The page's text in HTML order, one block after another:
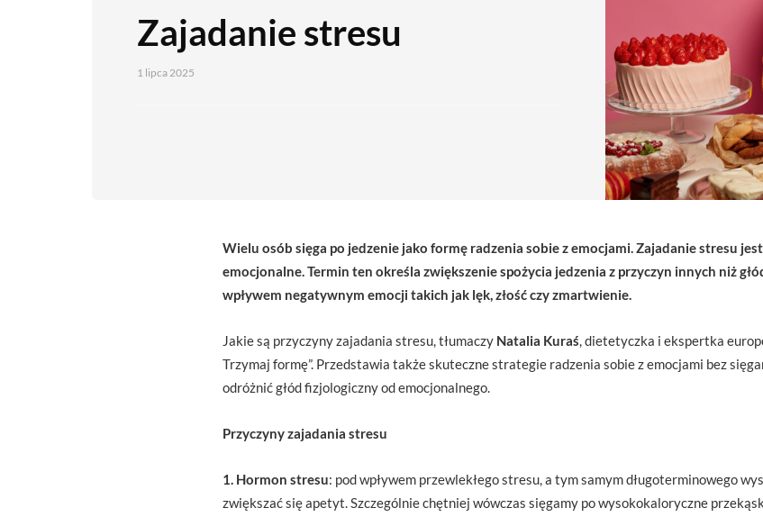
Zajadanie stresu
1 lipca 2025
Wielu osób sięga po jedzenie jako formę radzenia sobie z emocjami. Zajadanie stresu
emocjonalne. Termin ten określa zwiększenie spożycia jedzenia z przyczyn innych niż
wpływem negatywnym emocji takich jak lęk, złość czy zmartwienie.
Jakie są przyczyny zajadania stresu, tłumaczy Natalia Kuraś, dietetyczka i ekspertka
Trzymaj formę”. Przedstawia także skuteczne strategie radzenia sobie z emocjami bez
odróżnić głód fizjologiczny od emocjonalnego.
Przyczyny zajadania stresu
1. Hormon stresu: pod wpływem przewlekłego stresu, a tym samym długoterminowego
zwiększać się apetyt. Szczególnie chętniej wówczas sięgamy po wysokokaloryczne